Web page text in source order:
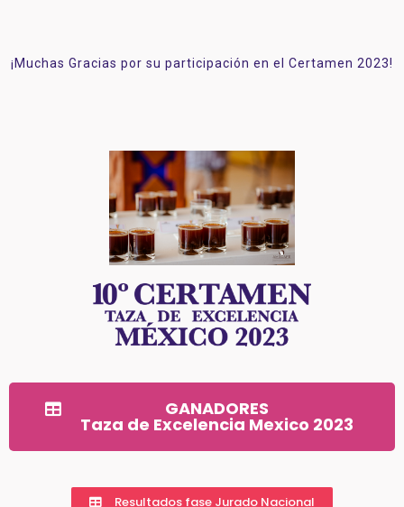
¡Muchas Gracias por su participación en el Certamen 2023!
GANADORES
Taza de Excelencia Mexico 2023
Resultados fase Jurado Nacional